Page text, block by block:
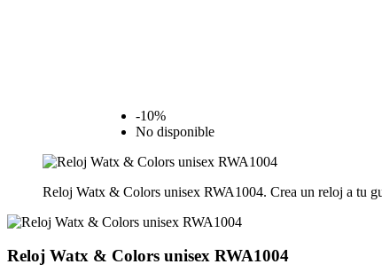
-10%
No disponible
Reloj Watx & Colors unisex RWA1004. Crea un reloj a tu
Reloj Watx & Colors unisex RWA1004